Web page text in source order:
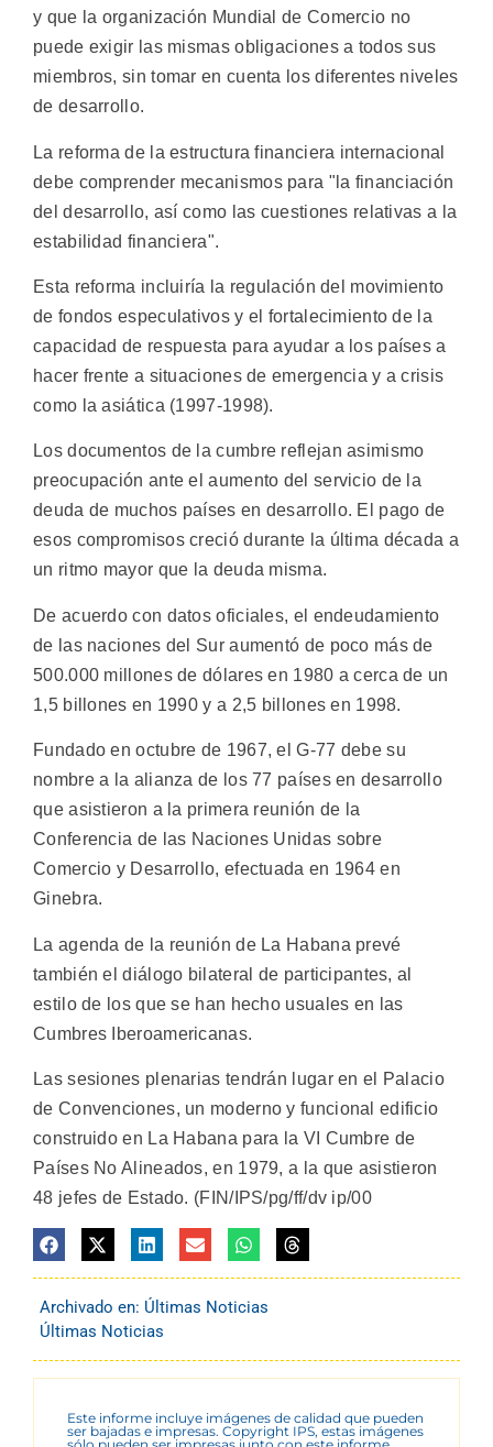
y que la organización Mundial de Comercio no
puede exigir las mismas obligaciones a todos sus
miembros, sin tomar en cuenta los diferentes niveles
de desarrollo.
La reforma de la estructura financiera internacional
debe comprender mecanismos para "la financiación
del desarrollo, así como las cuestiones relativas a la
estabilidad financiera".
Esta reforma incluiría la regulación del movimiento
de fondos especulativos y el fortalecimiento de la
capacidad de respuesta para ayudar a los países a
hacer frente a situaciones de emergencia y a crisis
como la asiática (1997-1998).
Los documentos de la cumbre reflejan asimismo
preocupación ante el aumento del servicio de la
deuda de muchos países en desarrollo. El pago de
esos compromisos creció durante la última década a
un ritmo mayor que la deuda misma.
De acuerdo con datos oficiales, el endeudamiento
de las naciones del Sur aumentó de poco más de
500.000 millones de dólares en 1980 a cerca de un
1,5 billones en 1990 y a 2,5 billones en 1998.
Fundado en octubre de 1967, el G-77 debe su
nombre a la alianza de los 77 países en desarrollo
que asistieron a la primera reunión de la
Conferencia de las Naciones Unidas sobre
Comercio y Desarrollo, efectuada en 1964 en
Ginebra.
La agenda de la reunión de La Habana prevé
también el diálogo bilateral de participantes, al
estilo de los que se han hecho usuales en las
Cumbres Iberoamericanas.
Las sesiones plenarias tendrán lugar en el Palacio
de Convenciones, un moderno y funcional edificio
construido en La Habana para la VI Cumbre de
Países No Alineados, en 1979, a la que asistieron
48 jefes de Estado. (FIN/IPS/pg/ff/dv ip/00
Archivado en: Últimas Noticias
Últimas Noticias
Este informe incluye imágenes de calidad que pueden
ser bajadas e impresas. Copyright IPS, estas imágenes